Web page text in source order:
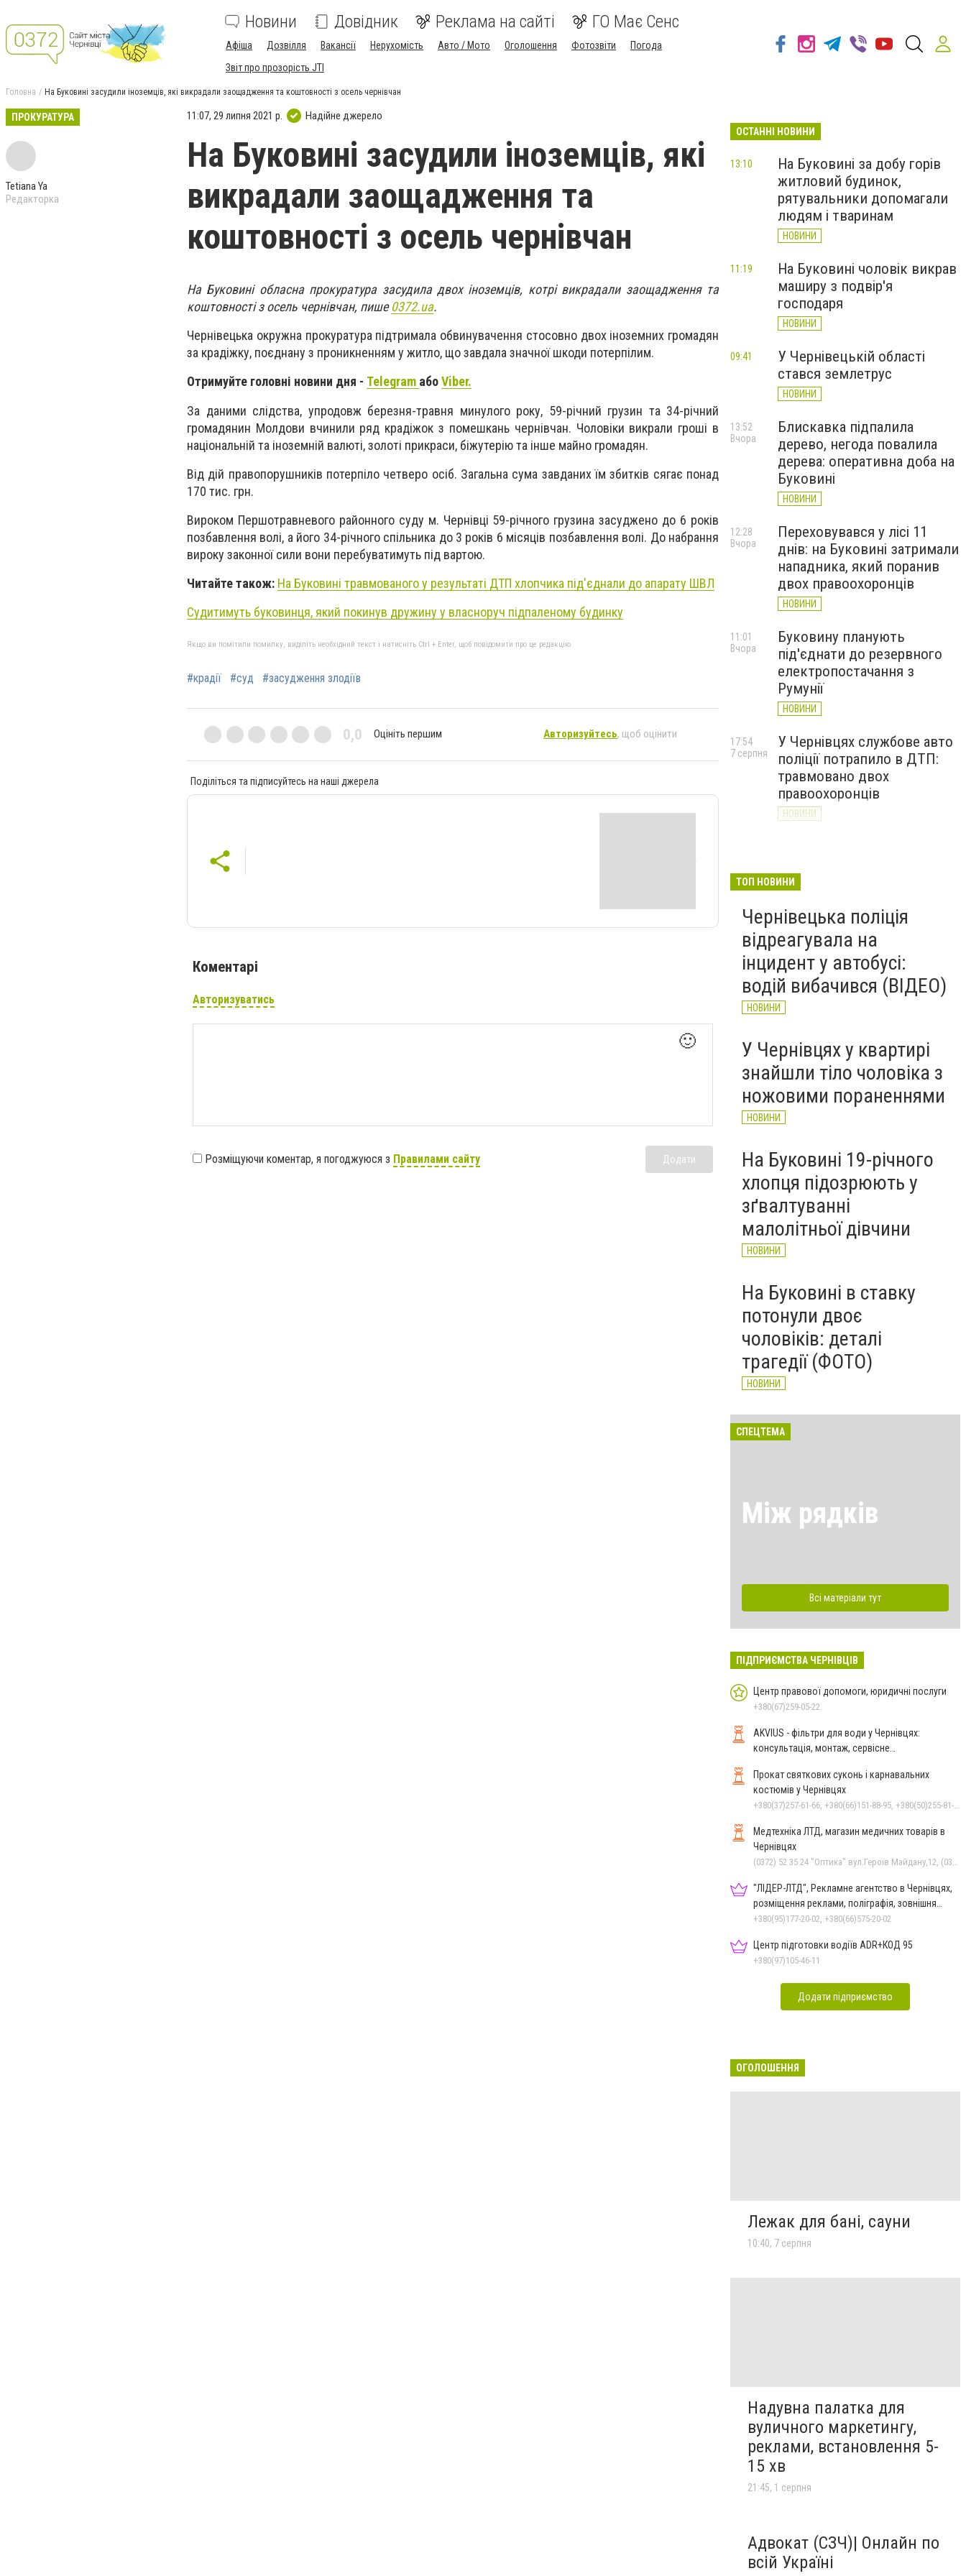
Новини Довідник Реклама на сайті ГО Має Сенс
Афіша Дозвілля Вакансії Нерухомість Авто / Мото Оголошення Фотозвіти
Погода
Звіт про прозорість JTI
Головна На Буковині засудили іноземців, які викрадали заощадження та коштовності з осель чернівчан
ПРОКУРАТУРА
Tetiana Ya
Редакторка
11:07, 29 липня 2021 р. Надійне джерело
На Буковині засудили іноземців, які
викрадали заощадження та
коштовності з осель чернівчан
На Буковині обласна прокуратура засудила двох іноземців, котрі викрадали заощадження та
коштовності з осель чернівчан, пише0372.ua.
Чернівецька окружна прокуратура підтримала обвинувачення стосовно двох іноземних громадян
за крадіжку, поєднану з проникненням у житло, що завдала значної шкоди потерпілим.
Отримуйте головні новини дня - Telegram абоViber.
За даними слідства, упродовж березня-травня минулого року, 59-річний грузин та 34-річний
громадянин Молдови вчинили ряд крадіжок з помешкань чернівчан. Чоловіки викрали гроші в
національній та іноземній валюті, золоті прикраси, біжутерію та інше майно громадян.
Від дій правопорушників потерпіло четверо осіб. Загальна сума завданих їм збитків сягає понад
170 тис. грн.
Вироком Першотравневого районного суду м. Чернівці 59-річного грузина засуджено до 6 років
позбавлення волі, а його 34-річного спільника до 3 років 6 місяців позбавлення волі. До набрання
вироку законної сили вони перебуватимуть під вартою.
Читайте також: На Буковині травмованого у результаті ДТП хлопчика під'єднали до апарату ШВЛ
Судитимуть буковинця, який покинув дружину у власноруч підпаленому будинку
Якщо ви помітили помилку, виділіть необхідний текст і натисніть Ctrl + Enter, щоб повідомити про це редакцію
#крадії #суд #засудження злодіїв
0,0 Оцініть першим Авторизуйтесь, щоб оцінити
Поділіться та підписуйтесь на наші джерела
Коментарі
Авторизуватись
🙂
Розміщуючи коментар, я погоджуюся з Правилами сайту Додати
ОСТАННІ НОВИНИ
На Буковині за добу горів
житловий будинок,
рятувальники допомагали
людям і тваринам
НОВИНИ
13:10
На Буковині чоловік викрав
маширу з подвір'я
господаря
НОВИНИ
11:19
У Чернівецькій області
стався землетрус
НОВИНИ
09:41
Блискавка підпалила
дерево, негода повалила
дерева: оперативна доба на
Буковині
НОВИНИ
13:52
Вчора
Переховувався у лісі 11
днів: на Буковині затримали
нападника, який поранив
двох правоохоронців
НОВИНИ
12:28
Вчора
Буковину планують
під'єднати до резервного
електропостачання з
Румунії
НОВИНИ
11:01
Вчора
У Чернівцях службове авто
поліції потрапило в ДТП:
травмовано двох
правоохоронців
НОВИНИ
17:54
7 серпня
прикордонника Романа
НОВИНИ
ТОП НОВИНИ
Чернівецька поліція
відреагувала на
інцидент у автобусі:
водій вибачився (ВІДЕО)
НОВИНИ
У Чернівцях у квартирі
знайшли тіло чоловіка з
ножовими пораненнями
НОВИНИ
На Буковині 19-річного
хлопця підозрюють у
зґвалтуванні
малолітньої дівчини
НОВИНИ
На Буковині в ставку
потонули двоє
чоловіків: деталі
трагедії (ФОТО)
НОВИНИ
СПЕЦТЕМА
Між рядків
Всі матеріали тут
ПІДПРИЄМСТВА ЧЕРНІВЦІВ
Центр правової допомоги, юридичні послуги
+380(67)259-05-22
AKVIUS - фільтри для води у Чернівцях:
консультація, монтаж, сервісне
Прокат святкових суконь і карнавальних
костюмів у Чернівцях
Медтехніка ЛТД, магазин медичних товарів в
Чернівцях
"ЛІДЕР-ЛТД", Рекламне агентство в Чернівцях,
розміщення реклами, поліграфія, зовнішня
реклама
+380(95)177-20-02, +380(66)575-20-02
Центр підготовки водіїв ADR+КОД 95
+380(97)105-46-11
Додати підприємство
ОГОЛОШЕННЯ
Лежак для бані, сауни
10:40, 7 серпня
Надувна палатка для
вуличного маркетингу,
реклами, встановлення 5-
15 хв
21:45, 1 серпня
Адвокат (СЗЧ)| Онлайн по
всій Україні